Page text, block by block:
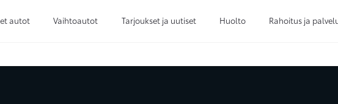
autot Vaihtoautot Tarjoukset ja uutiset Huolto Rahoitus ja